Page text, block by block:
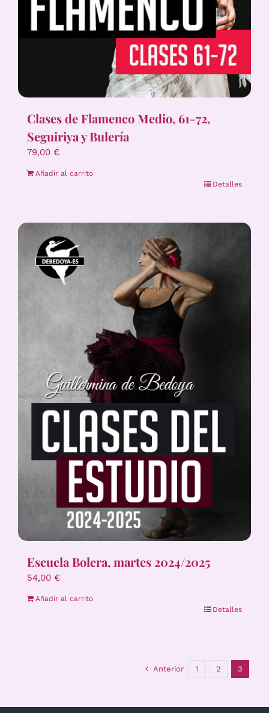
Clases de Flamenco Medio, 61-72,
Seguiriya y Bulería
79,00 €
Añadir al carrito
Detalles
Escuela Bolera, martes 2024/2025
54,00 €
Añadir al carrito
Detalles
Anterior 1 2 3